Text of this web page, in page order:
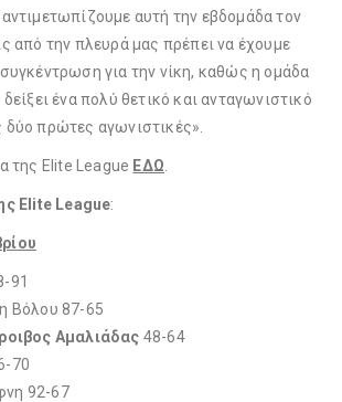
αυτή την εβδομάδα τον
από την πλευρά μας πρέπει να έχουμε
για την νίκη, καθώς η ομάδα
ένα πολύ θετικό και ανταγωνιστικό
πρώτες αγωνιστικές».
της Elite League ΕΔΩ.
Elite League:
91
Βόλου 87-65
Αμαλιάδας 48-64
70
92-67